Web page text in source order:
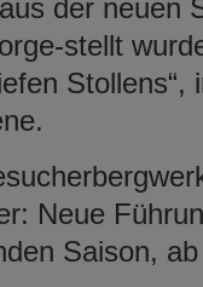
der neuen
stellt
Stollens“,
Neue
Saison,